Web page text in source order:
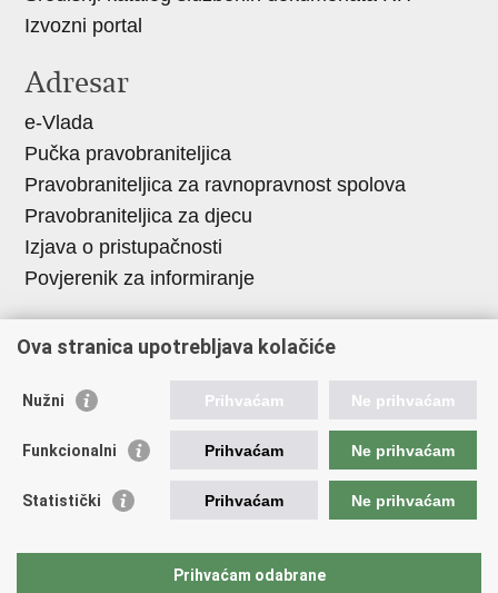
Izvozni portal
Adresar
e-Vlada
Pučka pravobraniteljica
Pravobraniteljica za ravnopravnost spolova
Pravobraniteljica za djecu
Izjava o pristupačnosti
Povjerenik za informiranje
Korisne poveznice
Hrvatski sabor
Središnji državni ured za Hrvate izvan Republike
Državni zavod za statistiku
Ova stranica upotrebljava kolačiće
Nužni Prihvaćam Ne prihvaćam
Funkcionalni Prihvaćam Ne prihvaćam
Statistički Prihvaćam Ne prihvaćam
Prihvaćam odabrane